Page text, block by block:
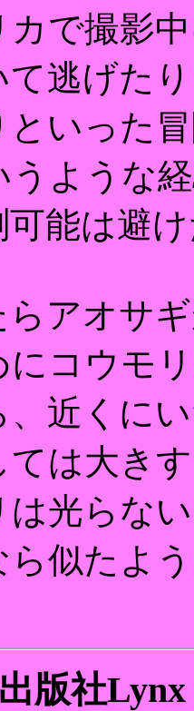
で撮影
逃げた
といった
うような
可能は避
らアオサ
にコウモ
近くに
ては大き
は光らな
ら似たよ
版社